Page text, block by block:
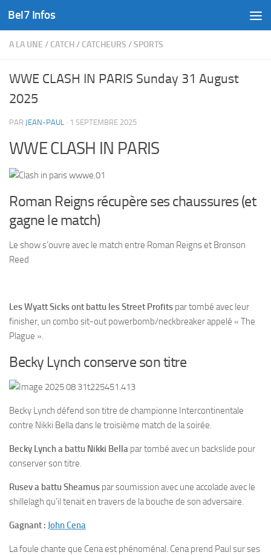
Skip to content
Bel7 Infos
A LA UNE / CATCH/ CATCHEURS /SPORTS
WWE CLASH IN PARIS Sunday 31 August
2025
PAR JEAN-PAUL · 1 SEPTEMBRE 2025
WWE CLASH IN PARIS
Roman Reigns récupère ses chaussures (et
gagne le match)
Le show s’ouvre avec le match entre Roman Reigns et Bronson
Reed
Les Wyatt Sicks ont battu les Street Profits par tombé avec leur
finisher, un combo sit-out powerbomb/neckbreaker appelé « The
Plague ».
Becky Lynch conserve son titre
Becky Lynch défend son titre de championne Intercontinentale
contre Nikki Bella dans le troisième match de la soirée.
Becky Lynch a battu Nikki Bella par tombé avec un backslide pour
conserver son titre.
Rusev a battu Sheamus par soumission avec une accolade avec le
shillelagh qu’il tenait en travers de la bouche de son adversaire.
Gagnant : John Cena
La foule chante que Cena est phénoménal. Cena prend Paul sur ses